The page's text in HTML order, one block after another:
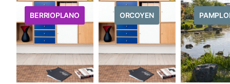
BERRIOPLANO ORCOYEN